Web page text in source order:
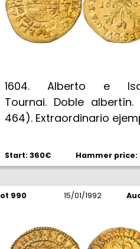
1604. Alberto e
Tournai. Doble albertín.
464). Extraordinario
Start: 360€ Hammer price:
990 15/01/1992